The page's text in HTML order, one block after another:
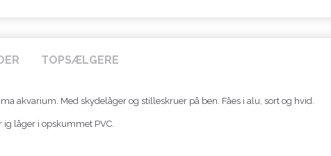
TOPSÆLGERE
akvarium. Med skydelåger og stilleskruer på ben. Fåes i alu, sort og hvid.
låger i opskummet PVC.